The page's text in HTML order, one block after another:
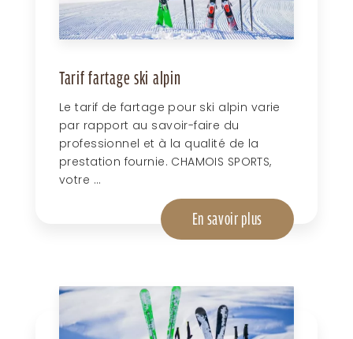
Tarif fartage ski alpin
Le tarif de fartage pour ski alpin varie
par rapport au savoir-faire du
professionnel et à la qualité de la
prestation fournie. CHAMOIS SPORTS,
votre ...
En savoir plus